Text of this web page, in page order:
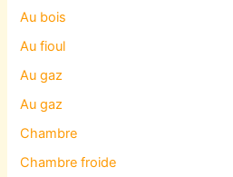
Au bois
Au fioul
Au gaz
Au gaz
Chambre
Chambre froide